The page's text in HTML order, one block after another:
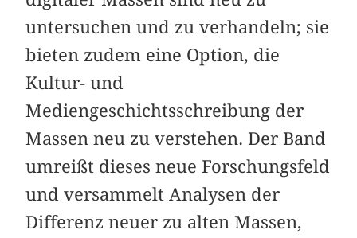
untersuchen und zu verhandeln; sie
bieten zudem eine Option, die
Kultur- und
Mediengeschichtsschreibung der
Massen neu zu verstehen. Der Band
umreißt dieses neue Forschungsfeld
und versammelt Analysen der
Differenz neuer zu alten Massen,